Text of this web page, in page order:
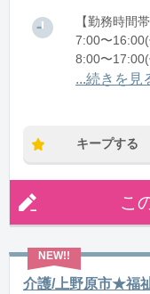
【勤務時間
7:00〜
8:00〜
12:00〜
...続きを見
キープする
こ
介護/上野原市★福